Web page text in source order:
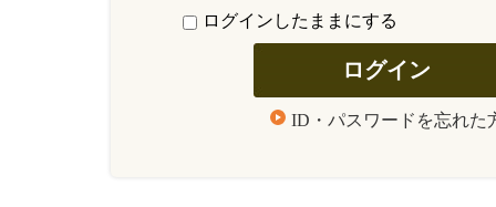
ログインしたままにする
ID・パスワードを忘れた